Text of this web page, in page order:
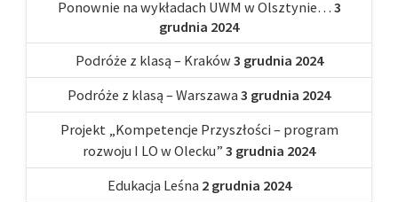
Ponownie na wykładach UWM w Olsztynie… 3
grudnia 2024
Podróże z klasą – Kraków 3 grudnia 2024
Podróże z klasą – Warszawa 3 grudnia 2024
Projekt „Kompetencje Przyszłości – program
rozwoju I LO w Olecku” 3 grudnia 2024
Edukacja Leśna 2 grudnia 2024